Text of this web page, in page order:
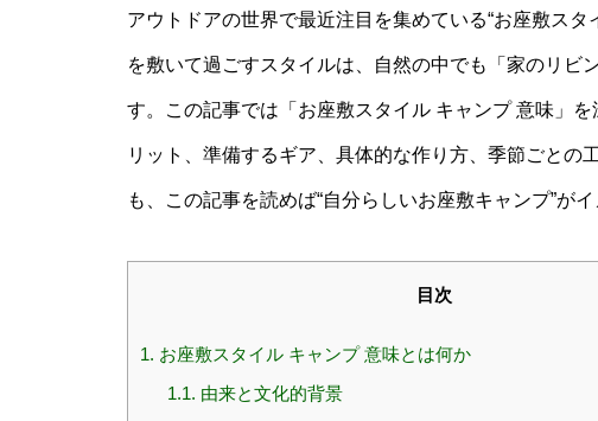
アウトドアの世界で最近注目を集めている“お座敷ス
を敷いて過ごすスタイルは、自然の中でも「家のリビ
す。この記事では「お座敷スタイル キャンプ 意味」
リット、準備するギア、具体的な作り方、季節ごとの
も、この記事を読めば“自分らしいお座敷キャンプ”が
目次
1. お座敷スタイル キャンプ 意味とは何か
1.1. 由来と文化的背景